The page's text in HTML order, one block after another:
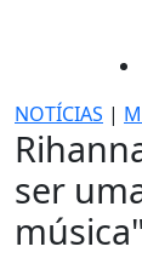
NOTÍCIAS |
ser
música"